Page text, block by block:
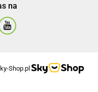
na
Shop.pl